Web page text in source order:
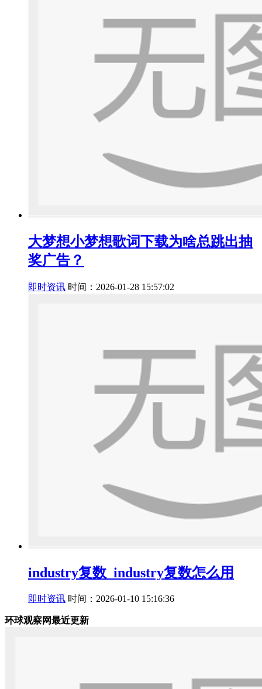
大梦想小梦想歌词下载为啥总跳出抽
奖广告？
即时资讯 时间：2026-01-28 15:57:02
industry复数_industry复数怎么用
即时资讯 时间：2026-01-10 15:16:36
环球观察网最近更新